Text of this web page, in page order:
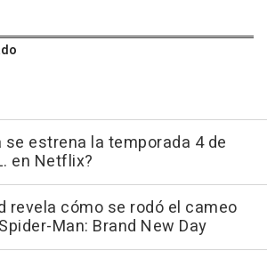
se estrena la temporada 4 de
en Netflix?
revela cómo se rodó el cameo
Man: Brand New Day